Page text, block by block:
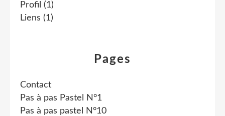
Profil (1)
Liens (1)
Pages
Contact
Pas à pas Pastel N°1
Pas à pas pastel N°10